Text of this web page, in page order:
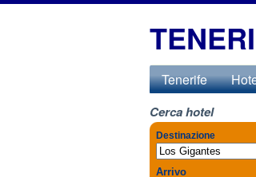
Tenerife
Cerca hotel